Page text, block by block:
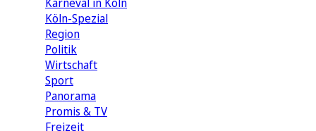
Köln-Spezial
Region
Politik
Wirtschaft
Sport
Panorama
Promis & TV
Freizeit